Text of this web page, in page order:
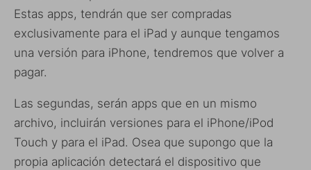
Estas apps, tendrán que ser compradas
exclusivamente para el iPad y aunque tengamos
una versión para iPhone, tendremos que volver a
pagar.
Las segundas, serán apps que en un mismo
archivo, incluirán versiones para el iPhone/iPod
Touch y para el iPad. Osea que supongo que la
propia aplicación detectará el dispositivo que